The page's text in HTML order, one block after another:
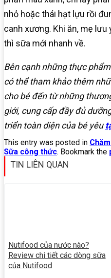
nhỏ hoặc thái hạt lựu rồi
canh xương. Khi ăn, mẹ
thì sữa mới nhanh về.
Bên cạnh những thực
có thể tham khảo thêm
cho bé đến từ những
giới, cung cấp đầy đủ
triển toàn diện của bé yêu
This entry was posted in
Sữa công thức. Bookmark the
TIN LIÊN QUAN
Nutifood của nước nào?
Review chi tiết các dòng sữa
của Nutifood